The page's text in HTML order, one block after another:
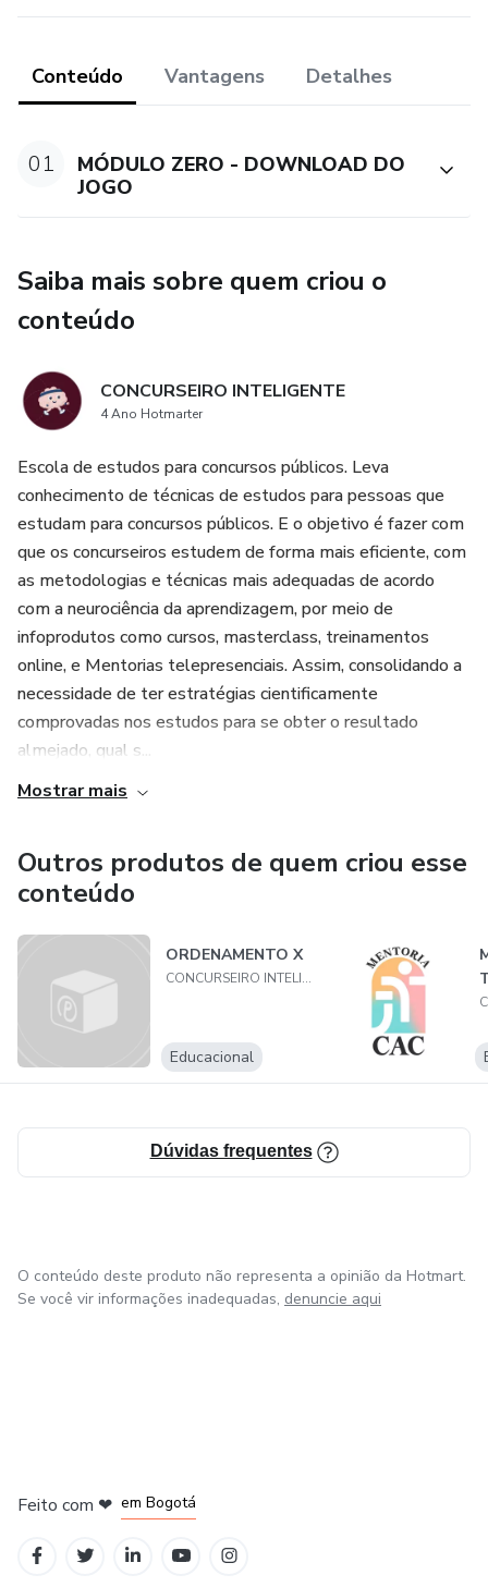
Conteúdo Vantagens Detalhes
01
MÓDULO ZERO - DOWNLOAD DO
JOGO
Saiba mais sobre quem criou o
conteúdo
CONCURSEIRO INTELIGENTE
4 Ano Hotmarter
Escola de estudos para concursos públicos. Leva
conhecimento de técnicas de estudos para pessoas que
estudam para concursos públicos. E o objetivo é fazer com
que os concurseiros estudem de forma mais eficiente, com
as metodologias e técnicas mais adequadas de acordo
com a neurociência da aprendizagem, por meio de
infoprodutos como cursos, masterclass, treinamentos
online, e Mentorias telepresenciais. Assim, consolidando a
necessidade de ter estratégias cientificamente
comprovadas nos estudos para se obter o resultado
almejado, qual s...
Mostrar mais
Outros produtos de quem criou esse
conteúdo
ORDENAMENTO X
CONCURSEIRO INTELIGENTE
Educacional
Dúvidas frequentes
O conteúdo deste produto não representa a opinião da Hotmart.
Se você vir informações inadequadas, denuncie aqui
Feito com ❤ em Bogotá